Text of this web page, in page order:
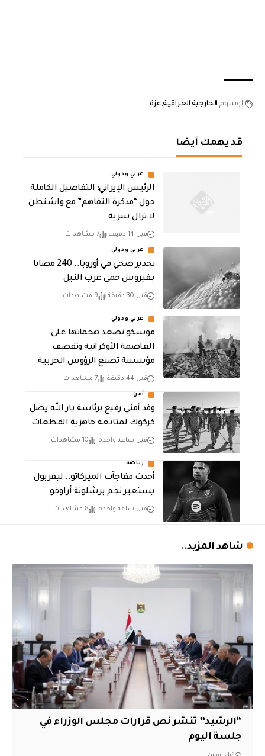
الوسوم الخارجية العراقية غزة
قد يهمك أيضا
عربي ودولي
الرئيس الإيراني: التفاصيل الكاملة
حول “مذكرة التفاهم” مع واشنطن
لا تزال سرية
قبل 14 دقيقة 7 مشاهدات
عربي ودولي
تحذير صحي في أوروبا.. 240 مصابا
بفيروس حمى غرب النيل
قبل 30 دقيقة 9 مشاهدات
عربي ودولي
موسكو تصعد هجماتها على
العاصمة الأوكرانية وتقصف
مؤسسة تصنع الرؤوس الحربية
قبل 44 دقيقة 7 مشاهدات
أمن
وفد أمني رفيع برئاسة يار الله يصل
كركوك لمتابعة جاهزية القطعات
قبل ساعة واحدة 10 مشاهدات
رياضة
أحدث مفاجآت الميركاتو.. ليفربول
يستعير نجم برشلونة أراوخو
قبل ساعة واحدة 8 مشاهدات
شاهد المزيد..
“الرشيد” تنشر نص قرارات مجلس الوزراء في
جلسة اليوم